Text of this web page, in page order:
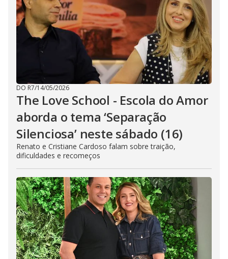
DO R7/14/05/2026
The Love School - Escola do Amor
aborda o tema ‘Separação
Silenciosa’ neste sábado (16)
Renato e Cristiane Cardoso falam sobre traição,
dificuldades e recomeços